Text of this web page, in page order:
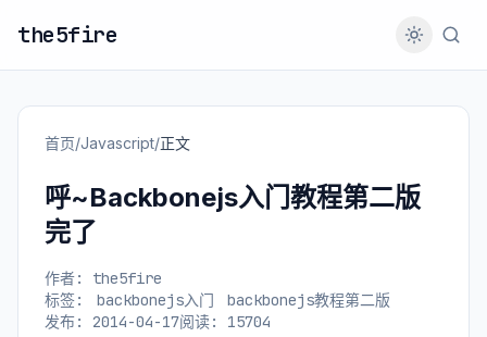
the5fire
首页/Javascript/正文
呼~Backbonejs入门教程第二版
完了
作者: the5fire
标签:
backbonejs入门
backbonejs教程第二版
发布: 2014-04-17阅读: 15704